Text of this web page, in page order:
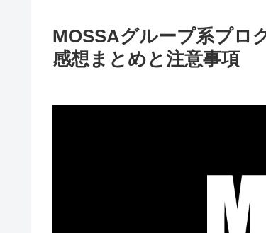
MOSSAグループ系プロ
感想まとめと注意事項